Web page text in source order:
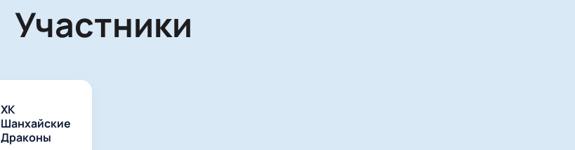
Участники
ХК
Шанхайские
Драконы